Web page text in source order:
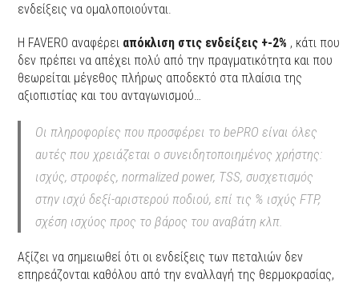
ενδείξεις να ομαλοποιούνται.
Η FAVERO αναφέρει απόκλιση στις ενδείξεις +-2% , κάτι που
δεν πρέπει να απέχει πολύ από την πραγματικότητα και που
θεωρείται μέγεθος πλήρως αποδεκτό στα πλαίσια της
αξιοπιστίας και του ανταγωνισμού…
Οι πληροφορίες που προσφέρει το bePRO είναι όλες
αυτές που χρειάζεται ο συνειδητοποιημένος χρήστης:
ισχύς, στροφές, normalized power, TSS, συσχετισμός
στην ισχύ δεξί-αριστερού ποδιού, επί τις % ισχύς FTP,
σχέση ισχύος προς το βάρος του αναβάτη κλπ.
Αξίζει να σημειωθεί ότι οι ενδείξεις των πεταλιών δεν
επηρεάζονται καθόλου από την εναλλαγή της θερμοκρασίας,